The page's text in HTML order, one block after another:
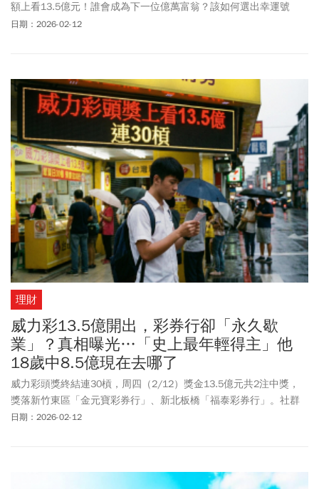
額上看13.5億元！誰會成為下一位億萬富翁？該如何選出幸運號
碼，更可以說是一門大學問。威力彩獎號眾多，如何選號最容易中
日期：2026-02-12
理財
威力彩13.5億開出，彩券行卻「永久歇
業」？真相曝光…「史上最年輕得主」他
18歲中8.5億現在去哪了
威力彩頭獎終結連30槓，周四（2/12）獎金13.5億元共2注中獎，
獎落新竹東區「金元寶彩券行」、新北板橋「福泰彩券行」。社群
媒體上有民眾發文，說發現福泰彩券行在Google Maps顯示「永久歇
灣公司網」查詢營業登記，福泰彩券行2018年10月開業曾經換過負
日期：2026-02-12